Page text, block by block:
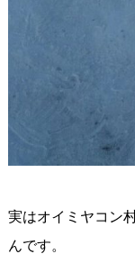
実はオイミヤコン
んです。